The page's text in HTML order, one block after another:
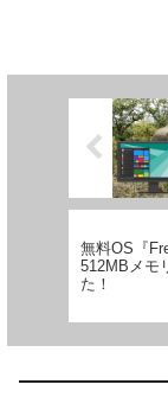
無料OS『
512MBメモ
た！